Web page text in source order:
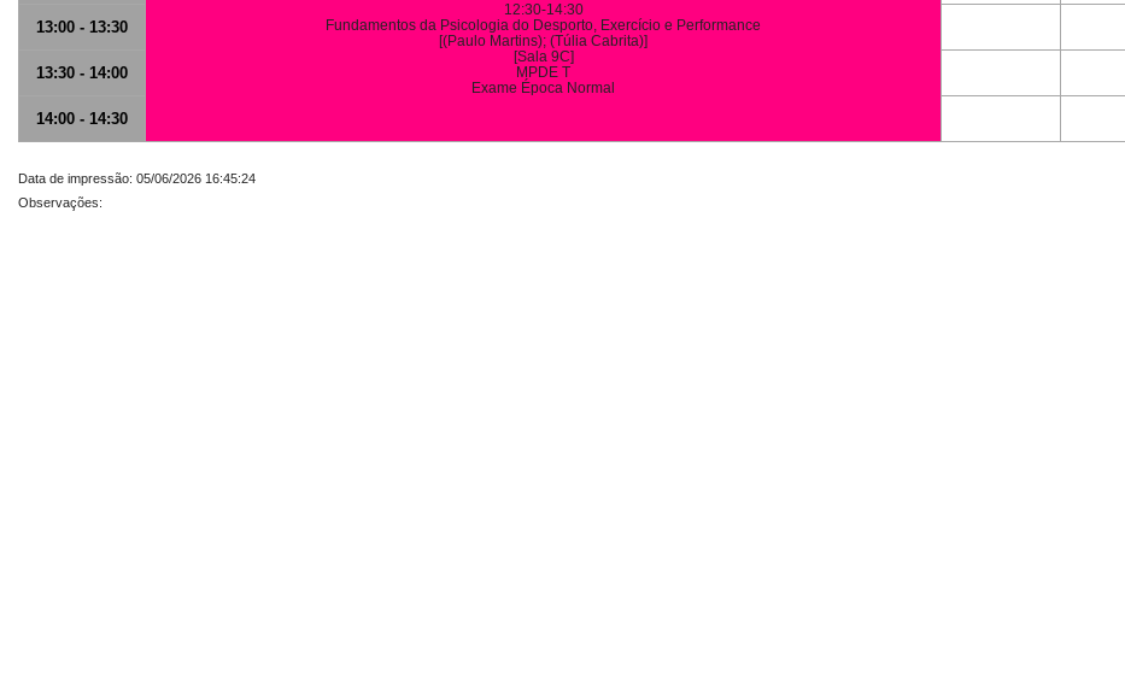
12:30-14:30
Fundamentos da Psicologia do Desporto, Exercício e Performance
[(Paulo Martins); (Túlia Cabrita)]
[Sala 9C]
MPDE T
Exame Época Normal
13:00 - 13:30
13:30 - 14:00
14:00 - 14:30
Data de impressão: 05/06/2026 16:45:24
Observações: